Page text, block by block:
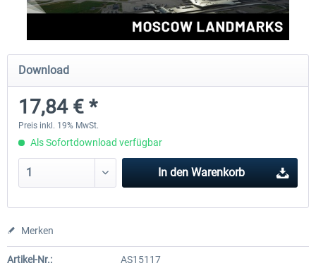
Aerosoft Mt. Everest Airports Vol. 1 -
Lukla
Aerosoft Mt. Everest Airports
Phaplu...
Download
17,84 € *
Preis inkl. 19% MwSt.
Als Sofortdownload verfügbar
In den Warenkorb
Merken
Artikel-Nr.:
AS15117